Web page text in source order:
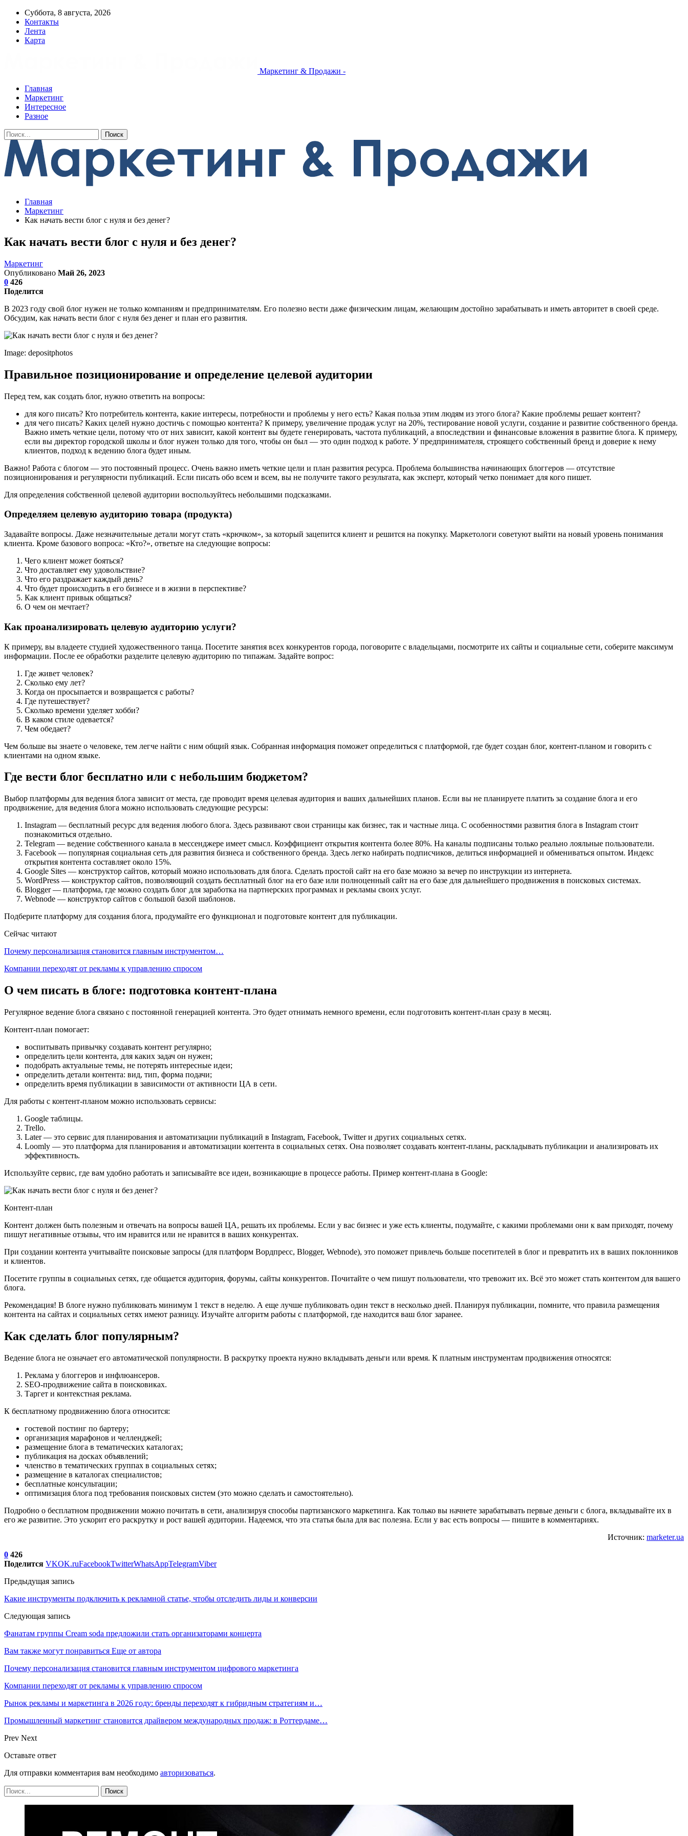
Суббота, 8 августа, 2026
Контакты
Лента
Карта
Маркетинг & Продажи -
Главная
Маркетинг
Интересное
Разное
Главная
Маркетинг
Как начать вести блог с нуля и без денег?
Как начать вести блог с нуля и без денег?
Маркетинг
Опубликовано Май 26, 2023
0 426
Поделится
В 2023 году свой блог нужен не только компаниям и предпринимателям. Его полезно вести даже физическим лицам, желающим достойно зарабатывать и иметь авторитет в своей среде.
Обсудим, как начать вести блог с нуля без денег и план его развития.
Image: depositphotos
Правильное позиционирование и определение целевой аудитории
Перед тем, как создать блог, нужно ответить на вопросы:
для кого писать? Кто потребитель контента, какие интересы, потребности и проблемы у него есть? Какая польза этим людям из этого блога? Какие проблемы решает контент?
для чего писать? Каких целей нужно достичь с помощью контента? К примеру, увеличение продаж услуг на 20%, тестирование новой услуги, создание и развитие собственного бренда.
Важно иметь четкие цели, потому что от них зависит, какой контент вы будете генерировать, частота публикаций, а впоследствии и финансовые вложения в развитие блога. К примеру,
если вы директор городской школы и блог нужен только для того, чтобы он был — это один подход к работе. У предпринимателя, строящего собственный бренд и доверие к нему
клиентов, подход к ведению блога будет иным.
Важно! Работа с блогом — это постоянный процесс. Очень важно иметь четкие цели и план развития ресурса. Проблема большинства начинающих блоггеров — отсутствие
позиционирования и регулярности публикаций. Если писать обо всем и всем, вы не получите такого результата, как эксперт, который четко понимает для кого пишет.
Для определения собственной целевой аудитории воспользуйтесь небольшими подсказками.
Определяем целевую аудиторию товара (продукта)
Задавайте вопросы. Даже незначительные детали могут стать «крючком», за который зацепится клиент и решится на покупку. Маркетологи советуют выйти на новый уровень понимания
клиента. Кроме базового вопроса: «Кто?», ответьте на следующие вопросы:
Чего клиент может бояться?
Что доставляет ему удовольствие?
Что его раздражает каждый день?
Что будет происходить в его бизнесе и в жизни в перспективе?
Как клиент привык общаться?
О чем он мечтает?
Как проанализировать целевую аудиторию услуги?
К примеру, вы владеете студией художественного танца. Посетите занятия всех конкурентов города, поговорите с владельцами, посмотрите их сайты и социальные сети, соберите максимум
информации. После ее обработки разделите целевую аудиторию по типажам. Задайте вопрос:
Где живет человек?
Сколько ему лет?
Когда он просыпается и возвращается с работы?
Где путешествует?
Сколько времени уделяет хобби?
В каком стиле одевается?
Чем обедает?
Чем больше вы знаете о человеке, тем легче найти с ним общий язык. Собранная информация поможет определиться с платформой, где будет создан блог, контент-планом и говорить с
клиентами на одном языке.
Где вести блог бесплатно или с небольшим бюджетом?
Выбор платформы для ведения блога зависит от места, где проводит время целевая аудитория и ваших дальнейших планов. Если вы не планируете платить за создание блога и его
продвижение, для ведения блога можно использовать следующие ресурсы:
Instagram — бесплатный ресурс для ведения любого блога. Здесь развивают свои страницы как бизнес, так и частные лица. С особенностями развития блога в Instagram стоит
познакомиться отдельно.
Telegram — ведение собственного канала в мессенджере имеет смысл. Коэффициент открытия контента более 80%. На каналы подписаны только реально лояльные пользователи.
Facebook — популярная социальная сеть для развития бизнеса и собственного бренда. Здесь легко набирать подписчиков, делиться информацией и обмениваться опытом. Индекс
открытия контента составляет около 15%.
Google Sites — конструктор сайтов, который можно использовать для блога. Сделать простой сайт на его базе можно за вечер по инструкции из интернета.
WordPress — конструктор сайтов, позволяющий создать бесплатный блог на его базе или полноценный сайт на его базе для дальнейшего продвижения в поисковых системах.
Blogger — платформа, где можно создать блог для заработка на партнерских программах и рекламы своих услуг.
Webnode — конструктор сайтов с большой базой шаблонов.
Подберите платформу для создания блога, продумайте его функционал и подготовьте контент для публикации.
Сейчас читают
Почему персонализация становится главным инструментом…
Компании переходят от рекламы к управлению спросом
О чем писать в блоге: подготовка контент-плана
Регулярное ведение блога связано с постоянной генерацией контента. Это будет отнимать немного времени, если подготовить контент-план сразу в месяц.
Контент-план помогает:
воспитывать привычку создавать контент регулярно;
определить цели контента, для каких задач он нужен;
подобрать актуальные темы, не потерять интересные идеи;
определить детали контента: вид, тип, форма подачи;
определить время публикации в зависимости от активности ЦА в сети.
Для работы с контент-планом можно использовать сервисы:
Google таблицы.
Trello.
Later — это сервис для планирования и автоматизации публикаций в Instagram, Facebook, Twitter и других социальных сетях.
Loomly — это платформа для планирования и автоматизации контента в социальных сетях. Она позволяет создавать контент-планы, раскладывать публикации и анализировать их
эффективность.
Используйте сервис, где вам удобно работать и записывайте все идеи, возникающие в процессе работы. Пример контент-плана в Google:
Контент-план
Контент должен быть полезным и отвечать на вопросы вашей ЦА, решать их проблемы. Если у вас бизнес и уже есть клиенты, подумайте, с какими проблемами они к вам приходят, почему
пишут негативные отзывы, что им нравится или не нравится в ваших конкурентах.
При создании контента учитывайте поисковые запросы (для платформ Вордпресс, Blogger, Webnode), это поможет привлечь больше посетителей в блог и превратить их в ваших поклонников
и клиентов.
Посетите группы в социальных сетях, где общается аудитория, форумы, сайты конкурентов. Почитайте о чем пишут пользователи, что тревожит их. Всё это может стать контентом для вашего
блога.
Рекомендация! В блоге нужно публиковать минимум 1 текст в неделю. А еще лучше публиковать один текст в несколько дней. Планируя публикации, помните, что правила размещения
контента на сайтах и социальных сетях имеют разницу. Изучайте алгоритм работы с платформой, где находится ваш блог заранее.
Как сделать блог популярным?
Ведение блога не означает его автоматической популярности. В раскрутку проекта нужно вкладывать деньги или время. К платным инструментам продвижения относятся:
Реклама у блоггеров и инфлюансеров.
SEO-продвижение сайта в поисковиках.
Таргет и контекстная реклама.
К бесплатному продвижению блога относится:
гостевой постинг по бартеру;
организация марафонов и челленджей;
размещение блога в тематических каталогах;
публикация на досках объявлений;
членство в тематических группах в социальных сетях;
размещение в каталогах специалистов;
бесплатные консультации;
оптимизация блога под требования поисковых систем (это можно сделать и самостоятельно).
Подробно о бесплатном продвижении можно почитать в сети, анализируя способы партизанского маркетинга. Как только вы начнете зарабатывать первые деньги с блога, вкладывайте их в
его же развитие. Это ускорит его раскрутку и рост вашей аудитории. Надеемся, что эта статья была для вас полезна. Если у вас есть вопросы — пишите в комментариях.
Источник: marketer.ua
0 426
Поделится VKOK.ruFacebookTwitterWhatsAppTelegramViber
Предыдущая запись
Какие инструменты подключить к рекламной статье, чтобы отследить лиды и конверсии
Следующая запись
Фанатам группы Cream soda предложили стать организаторами концерта
Вам также могут понравиться Еще от автора
Почему персонализация становится главным инструментом цифрового маркетинга
Компании переходят от рекламы к управлению спросом
Рынок рекламы и маркетинга в 2026 году: бренды переходят к гибридным стратегиям и…
Промышленный маркетинг становится драйвером международных продаж: в Роттердаме…
Prev Next
Оставьте ответ
Для отправки комментария вам необходимо авторизоваться.